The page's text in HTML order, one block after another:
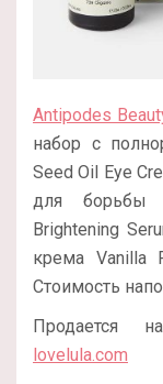
Antipodes
набор с
Seed Oil Eye
для борьбы
Brightening
крема Vanilla
Стоимость
Продается
lovelula.com